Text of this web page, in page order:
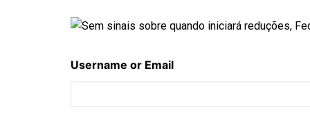
Username or Email